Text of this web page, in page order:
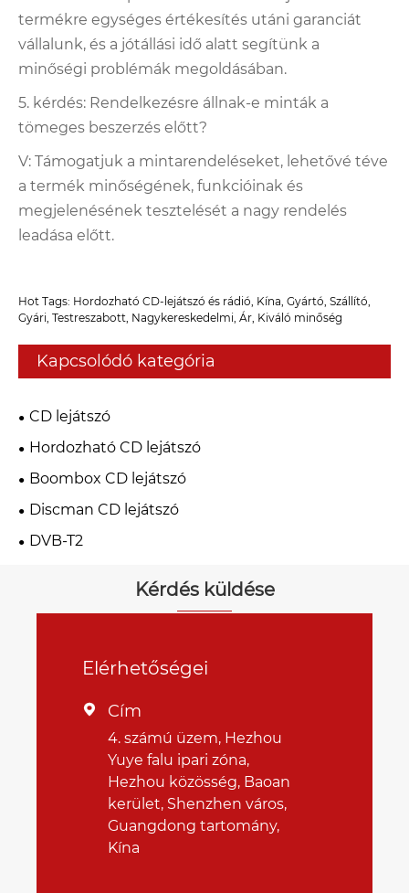
termékre egységes értékesítés utáni garanciát
vállalunk, és a jótállási idő alatt segítünk a
minőségi problémák megoldásában.
5. kérdés: Rendelkezésre állnak-e minták a
tömeges beszerzés előtt?
V: Támogatjuk a mintarendeléseket, lehetővé téve
a termék minőségének, funkcióinak és
megjelenésének tesztelését a nagy rendelés
leadása előtt.
Hot Tags: Hordozható CD-lejátszó és rádió, Kína, Gyártó, Szállító,
Gyári, Testreszabott, Nagykereskedelmi, Ár, Kiváló minőség
Kapcsolódó kategória
CD lejátszó
Hordozható CD lejátszó
Boombox CD lejátszó
Discman CD lejátszó
DVB-T2
Kérdés küldése
Elérhetőségei
 Cím
4. számú üzem, Hezhou
Yuye falu ipari zóna,
Hezhou közösség, Baoan
kerület, Shenzhen város,
Guangdong tartomány,
Kína